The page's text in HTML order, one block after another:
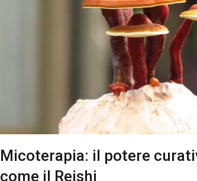
Micoterapia: il potere
come il Reishi